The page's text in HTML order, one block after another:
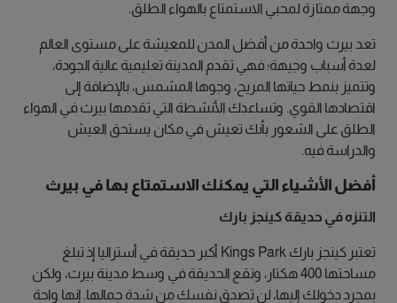
وجهة ممتازة لمحبي الاستمتاع بالهواء الطلق.
تعد بيرث واحدة من أفضل المدن للمعيشة على مستوى العالم
لعدة أسباب وجيهة؛ فهي تقدم المدينة تعليمية عالية الجودة،
وتتميز بنمط حياتها المريح، وجوها المشمس، بالإضافة إلى
اقتصادها القوي. وتساعدك الأنشطة التي تقدمها بيرث في الهواء
الطلق على الشعور بأنك تعيش في مكان يستحق العيش
والدراسة فيه.
أفضل الأشياء التي يمكنك الاستمتاع بها في بيرث
التنزه في حديقة كينجز بارك
تعتبر كينجز بارك Kings Park أكبر حديقة في أستراليا إذ تبلغ
مساحتها 400 هكتار، وتقع الحديقة في وسط مدينة بيرث، ولكن
بمجرد دخولك إليها، لن تصدق نفسك من شدة جمالها. إنها واحة